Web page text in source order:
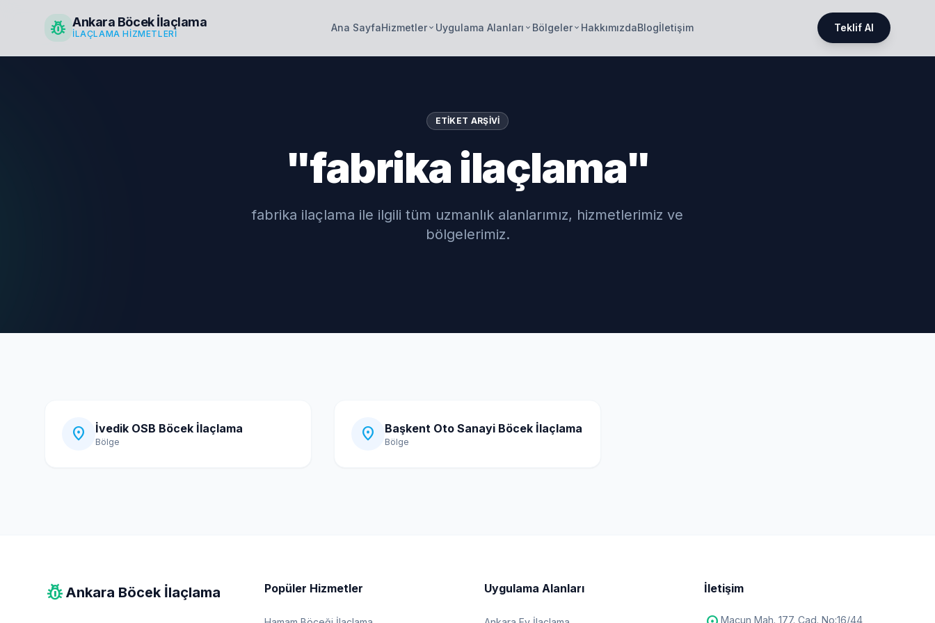
pest_control Ankara Böcek İlaçlama
İLAÇLAMA HIZMETLERI
Ana SayfaHizmetlerkeyboard_arrow_down Uygulama Alanları keyboard_arrow_down Bölgelerkeyboard_arrow_down HakkımızdaBlogİletişim Teklif Al
ETIKET ARŞIVI
"fabrika ilaçlama"
fabrika ilaçlama ile ilgili tüm uzmanlık alanlarımız, hizmetlerimiz ve
bölgelerimiz.
location_on İvedik OSB Böcek İlaçlama
Bölge location_on Başkent Oto Sanayi Böcek İlaçlama
Bölge
pest_control Ankara Böcek İlaçlama Popüler Hizmetler Uygulama Alanları İletişim
Macun Mah. 177. Cad. No:16/44